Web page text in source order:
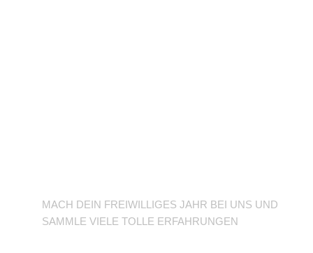
MACH DEIN FREIWILLIGES JAHR BEI UNS UND
SAMMLE VIELE TOLLE ERFAHRUNGEN